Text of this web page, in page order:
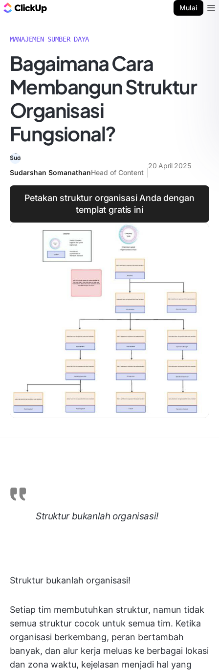
Mulai
MANAJEMEN SUMBER DAYA
Bagaimana Cara
Membangun Struktur
Organisasi
Fungsional?
Sudarshan SomanathanHead of Content
20 April 2025
Petakan struktur organisasi Anda dengan
templat gratis ini
Struktur bukanlah organisasi!
Struktur bukanlah organisasi!
Setiap tim membutuhkan struktur, namun tidak
semua struktur cocok untuk semua tim. Ketika
organisasi berkembang, peran bertambah
banyak, dan alur kerja meluas ke berbagai lokasi
dan zona waktu, kejelasan menjadi hal yang